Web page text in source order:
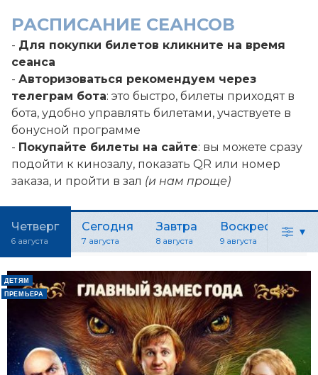
РАСПИСАНИЕ СЕАНСОВ
- Для покупки билетов кликните на время
сеанса
- Авторизоваться рекомендуем через
телеграм бота: это быстро, билеты приходят в
бота, удобно управлять билетами, участвуете в
бонусной программе
- Покупайте билеты на сайте: вы можете сразу
подойти к кинозалу, показать QR или номер
заказа, и пройти в зал (и нам проще)
Четверг
6 августа
Сегодня
7 августа
Завтра
8 августа
Воскресенье
9 августа
▾
ДЕТЯМ
ПРЕМЬЕРА